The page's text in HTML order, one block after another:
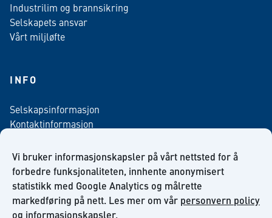
Vi bruker informasjonskapsler på vårt nettsted for å
forbedre funksjonaliteten, innhente anonymisert
statistikk med Google Analytics og målrette
markedføring på nett. Les mer om vår personvern policy
og informasjonskapsler.
Industrilim og brannsikring
Selskapets ansvar
Vårt miljløfte
INFO
Selskapsinformasjon
Kontaktinformasjon
Salgsbetingelser
Nyhetsbrev påmelding